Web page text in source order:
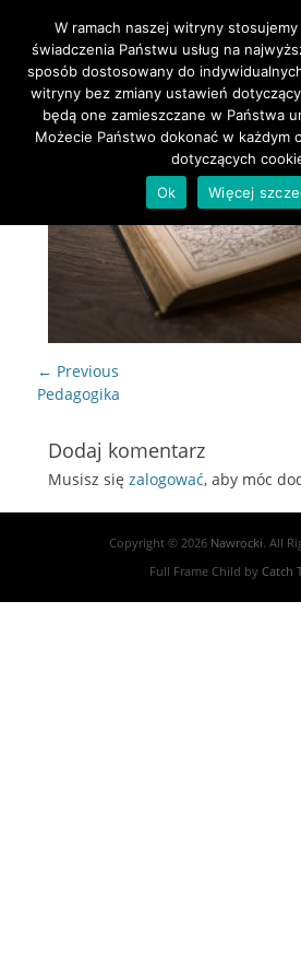
Primary Menu
Skip
to
content
Nawigacja
wpisu
← Previous
Previous
Pedagogika
Dodaj komentarz
Musisz się zalogować, aby móc
Copyright © 2026 Nawrocki. All
Full Frame Child by Catch
W ramach naszej witryny
świadczenia Państwu usług na
sposób dostosowany do
witryny bez zmiany ustawień
będą one zamieszczane w Państwa
Możecie Państwo dokonać w każdym
dotyczących
Ok
Więcej